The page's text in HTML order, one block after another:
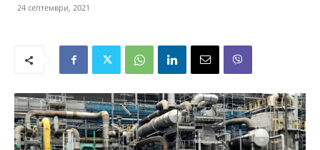
24 септември, 2021